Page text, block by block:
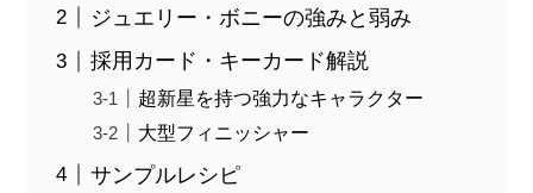
ジュエリー・ボニーの強みと弱み
採用カード・キーカード解説
超新星を持つ強力なキャラクター
大型フィニッシャー
サンプルレシピ